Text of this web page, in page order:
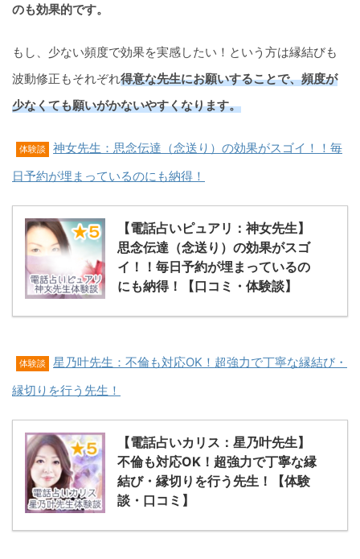
のも効果的です。
もし、少ない頻度で効果を実感したい！という方は縁結びも
波動修正もそれぞれ得意な先生にお願いすることで、頻度が
少なくても願いがかないやすくなります。
体験談
神女先生：思念伝達（念送り）の効果がスゴイ！！毎
日予約が埋まっているのにも納得！
【電話占いピュアリ：神女先生】
思念伝達（念送り）の効果がスゴ
イ！！毎日予約が埋まっているの
にも納得！【口コミ・体験談】
体験談
星乃叶先生：不倫も対応OK！超強力で丁寧な縁結び・
縁切りを行う先生！
【電話占いカリス：星乃叶先生】
不倫も対応OK！超強力で丁寧な縁
結び・縁切りを行う先生！【体験
談・口コミ】